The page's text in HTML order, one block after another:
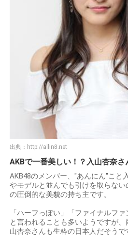
出典： http://allin8.net
AKBで一番美しい！？入山杏奈さ
AKB48のメンバー、"あんにん"こと
やモデルと並んでも引けを取らな
の圧倒的な美貌の持ち主です。
「ハーフっぽい」「ファイナルファ
と言われることも多いようですが
山杏奈さんも生粋の日本人だそうで